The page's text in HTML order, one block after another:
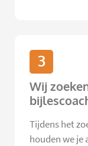
3
Wij
Tijdens het
houden we je